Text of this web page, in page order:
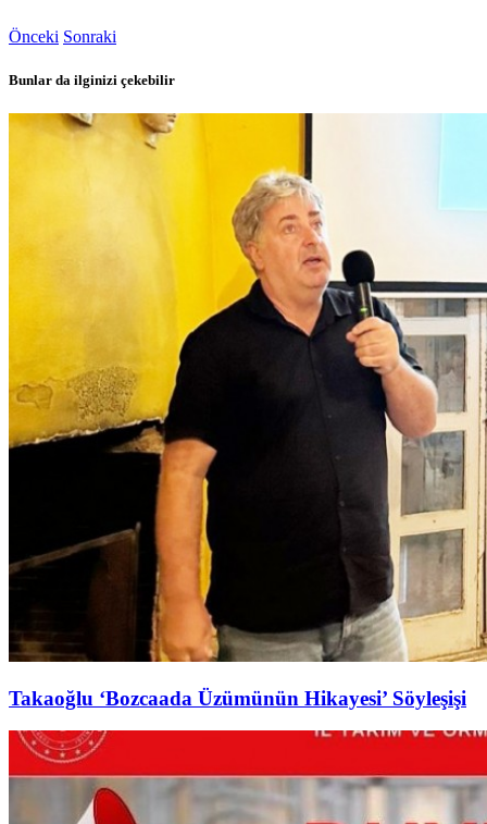
Önceki Sonraki
Bunlar da ilginizi çekebilir
Takaoğlu ‘Bozcaada Üzümünün Hikayesi’ Söyleşişi